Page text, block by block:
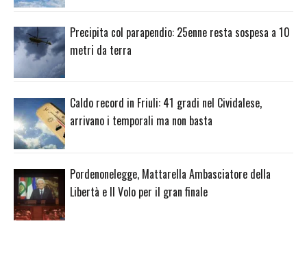
Precipita col parapendio: 25enne resta sospesa a 10
metri da terra
Caldo record in Friuli: 41 gradi nel Cividalese,
arrivano i temporali ma non basta
Pordenonelegge, Mattarella Ambasciatore della
Libertà e Il Volo per il gran finale